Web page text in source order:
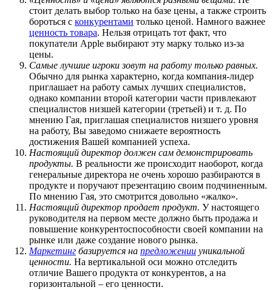
стоит делать выбор только на базе цены, а также строить
бороться с конкурентами только ценой. Намного важнее
ценность товара. Нельзя отрицать тот факт, что
покупатели Apple выбирают эту марку только из-за
цены.
Самые лучшие игроки зовут на работу только равных.
Обычно для рынка характерно, когда компания-лидер
приглашает на работу самых лучших специалистов,
однако компании второй категории части привлекают
специалистов низшей категории (третьей) и т. д. По
мнению Гая, приглашая специалистов низшего уровня
на работу, Вы заведомо снижаете вероятность
достижения Вашей компанией успеха.
Настоящий директор должен сам демонстрировать
продукты. В реальности же происходит наоборот, когда
генеральные директора не очень хорошо разбираются в
продукте и поручают презентацию своим подчиненным.
По мнению Гая, это смотрится довольно «жалко».
Настоящий директор продает продукт. У настоящего
руководителя на первом месте должно быть продажа и
повышение конкурентоспособности своей компании на
рынке или даже создание нового рынка.
Маркетинг базируется на предложении уникальной
ценности. На вертикальной оси можно отследить
отличие Вашего продукта от конкурентов, а на
горизонтальной – его ценности.